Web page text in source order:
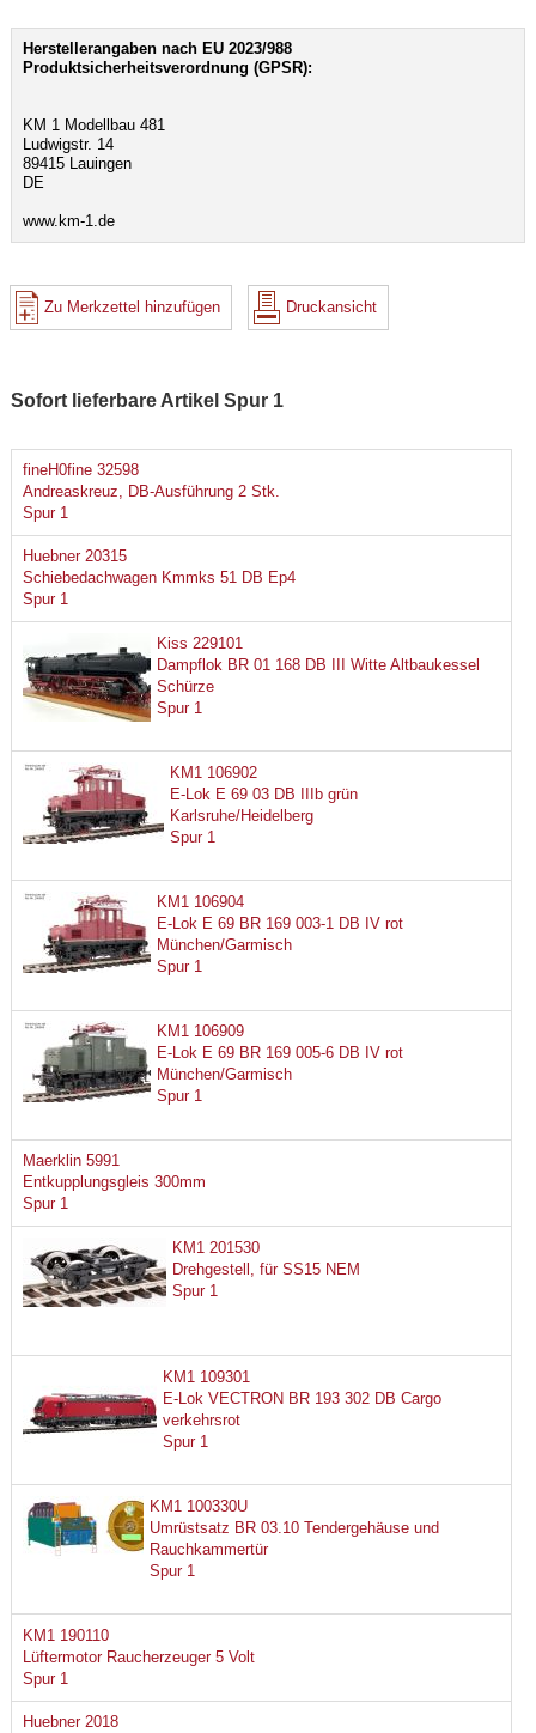
Herstellerangaben nach EU 2023/988
Produktsicherheitsverordnung (GPSR):
KM 1 Modellbau 481
Ludwigstr. 14
89415 Lauingen
DE
www.km-1.de
Zu Merkzettel hinzufügen Druckansicht
Sofort lieferbare Artikel Spur 1
fineH0fine 32598
Andreaskreuz, DB-Ausführung 2 Stk.
Spur 1
Huebner 20315
Schiebedachwagen Kmmks 51 DB Ep4
Spur 1
Kiss 229101
Dampflok BR 01 168 DB III Witte Altbaukessel
Schürze
Spur 1
KM1 106902
E-Lok E 69 03 DB IIIb grün
Karlsruhe/Heidelberg
Spur 1
KM1 106904
E-Lok E 69 BR 169 003-1 DB IV rot
München/Garmisch
Spur 1
KM1 106909
E-Lok E 69 BR 169 005-6 DB IV rot
München/Garmisch
Spur 1
Maerklin 5991
Entkupplungsgleis 300mm
Spur 1
KM1 201530
Drehgestell, für SS15 NEM
Spur 1
KM1 109301
E-Lok VECTRON BR 193 302 DB Cargo
verkehrsrot
Spur 1
KM1 100330U
Umrüstsatz BR 03.10 Tendergehäuse und
Rauchkammertür
Spur 1
KM1 190110
Lüftermotor Raucherzeuger 5 Volt
Spur 1
Huebner 2018